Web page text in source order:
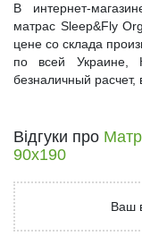
В интернет-
матрас Sleep&Fly
цене со склада
по всей Украине,
безналичный расчет,
Відгуки про
90x190
Ваш